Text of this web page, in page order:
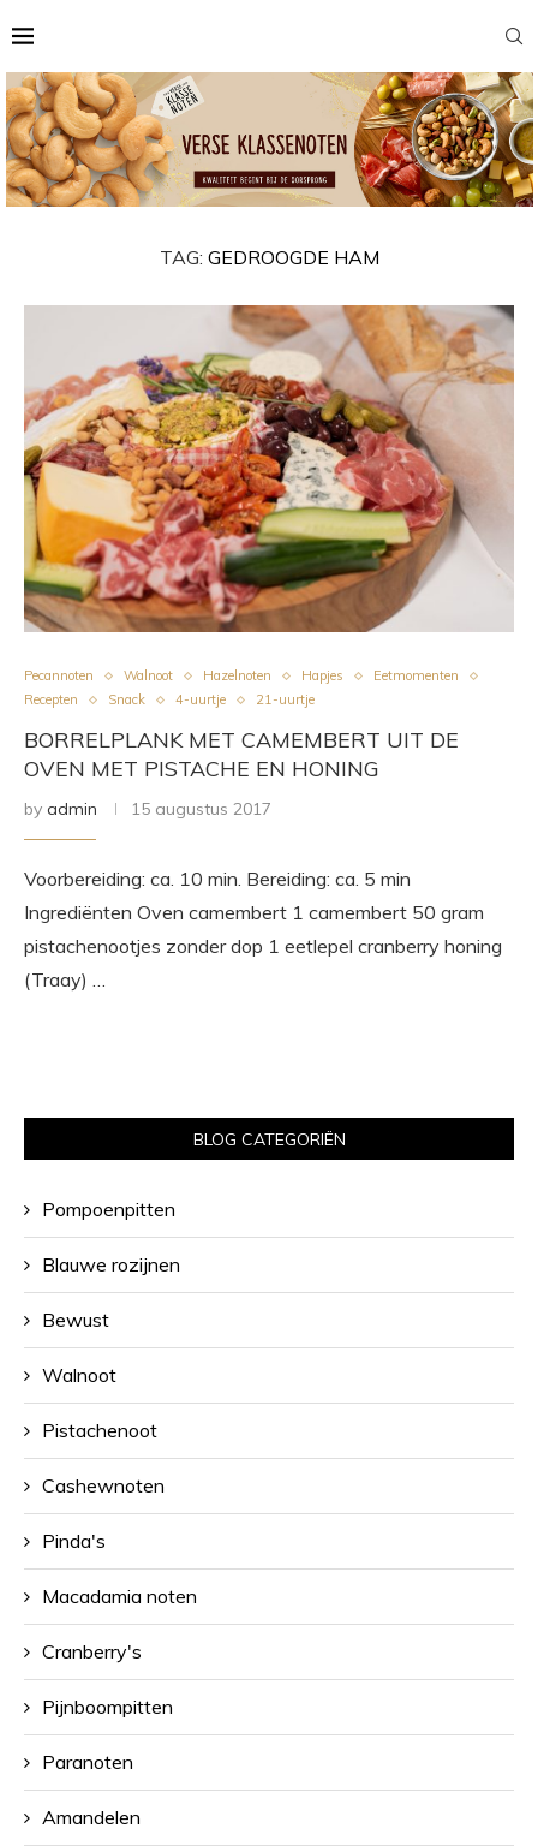
TAG: GEDROOGDE HAM
Pecannoten Walnoot Hazelnoten Hapjes
Eetmomenten
Recepten
Snack 4-uurtje 21-uurtje
BORRELPLANK MET CAMEMBERT UIT DE
OVEN MET PISTACHE EN HONING
by admin 15 augustus 2017
Voorbereiding: ca. 10 min. Bereiding: ca. 5 min
Ingrediënten Oven camembert 1 camembert 50 gram
pistachenootjes zonder dop 1 eetlepel cranberry honing
(Traay) …
BLOG CATEGORIËN
Pompoenpitten
Blauwe rozijnen
Bewust
Walnoot
Pistachenoot
Cashewnoten
Pinda's
Macadamia noten
Cranberry's
Pijnboompitten
Paranoten
Amandelen